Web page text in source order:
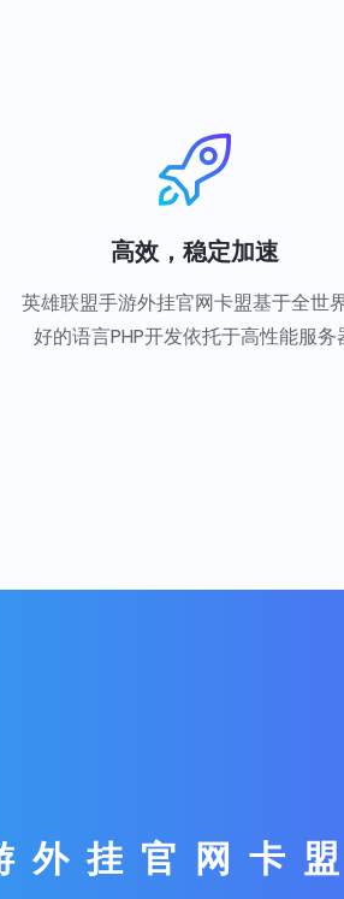
高效，稳定加速
英雄联盟手游外挂官网卡盟基于全世
好的语言PHP开发依托于高性能服务
外挂官网卡